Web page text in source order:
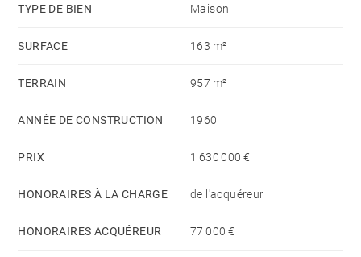
Un atelier indépendant de 23 m² complète l'ensemble
notamment en studio ou bureau.
quelques minutes à pied de l'océan.
TYPE DE BIEN Maison
SURFACE 163 m²
TERRAIN 957 m²
ANNÉE DE CONSTRUCTION 1960
PRIX 1 630 000 €
HONORAIRES À LA CHARGE de l'acquéreur
HONORAIRES ACQUÉREUR 77 000 €